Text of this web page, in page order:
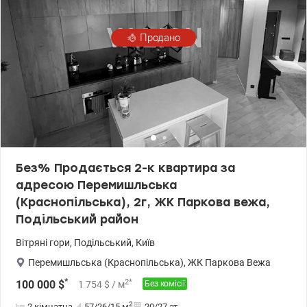
Продано
Без% Продається 2-к квартира за
адресою Перемишльська
(Краснопільська), 2г, ЖК Паркова вежа,
Подільський район
Вітряні гори, Подільський, Київ
Перемишльська (Краснопільська), ЖК Паркова Вежа
100 000 $* 1 754 $ / м2* Без комісії
2